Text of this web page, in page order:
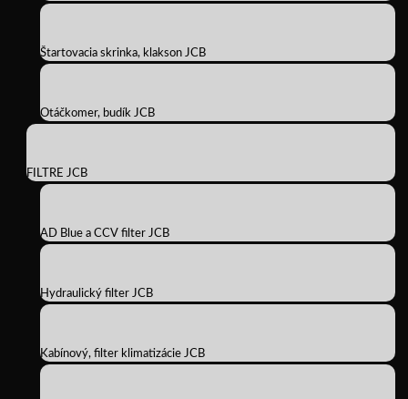
Štartovacia skrinka, klakson JCB
Otáčkomer, budík JCB
FILTRE JCB
AD Blue a CCV filter JCB
Hydraulický filter JCB
Kabínový, filter klimatizácie JCB